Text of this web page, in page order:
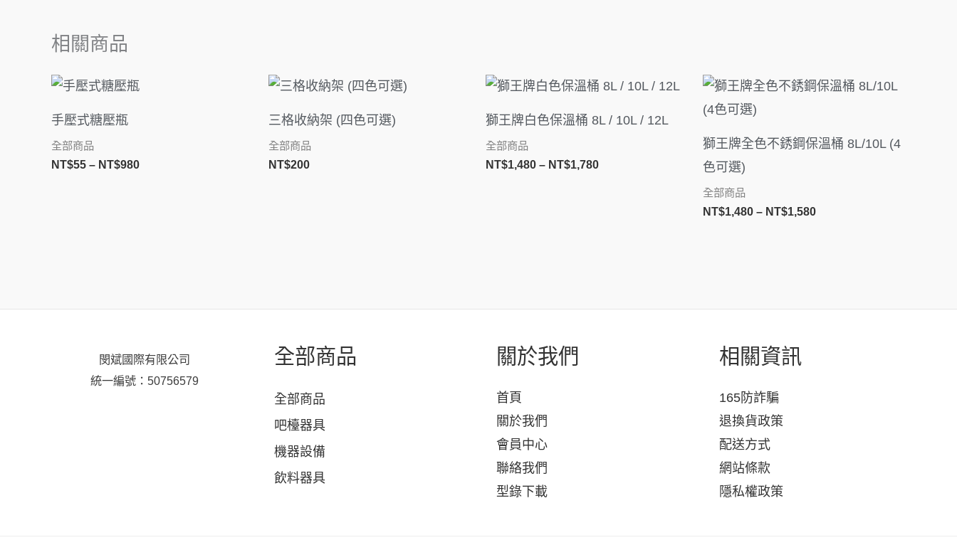
相關商品
手壓式糖壓瓶
全部商品
NT$55 – NT$980
三格收納架 (四色可選)
全部商品
NT$200
獅王牌白色保溫桶 8L / 10L / 12L
全部商品
NT$1,480 – NT$1,780
價
圍：
獅王牌全色不銹鋼保溫桶 8L/10L (4
色可選)
全部商品
NT$1,480 – NT$1,580
價
NT$1,480
閔斌國際有限公司
統一編號：50756579
全部商品
全部商品
吧檯器具
機器設備
飲料器具
關於我們
首頁
關於我們
會員中心
聯絡我們
型錄下載
相關資訊
165防詐騙
退換貨政策
配送方式
網站條款
隱私權政策